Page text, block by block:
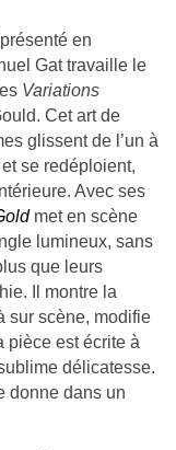
en
Gat travaille le
Variations
Cet art de
glissent de l’un à
se redéploient,
Avec ses
met en scène
lumineux, sans
que leurs
Il montre la
sur scène, modifie
pièce est écrite à
délicatesse.
donne dans un